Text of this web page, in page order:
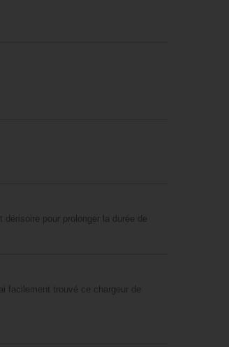
pour prolonger la durée de
facilement trouvé ce chargeur de